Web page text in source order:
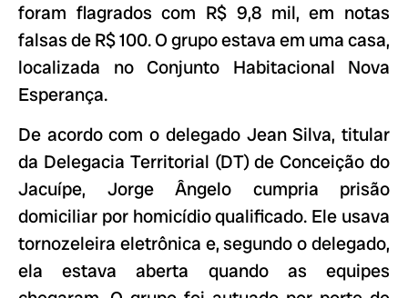
foram flagrados com R$ 9,8 mil, em notas
falsas de R$ 100. O grupo estava em uma casa,
localizada no Conjunto Habitacional Nova
Esperança.
De acordo com o delegado Jean Silva, titular
da Delegacia Territorial (DT) de Conceição do
Jacuípe, Jorge Ângelo cumpria prisão
domiciliar por homicídio qualificado. Ele usava
tornozeleira eletrônica e, segundo o delegado,
ela estava aberta quando as equipes